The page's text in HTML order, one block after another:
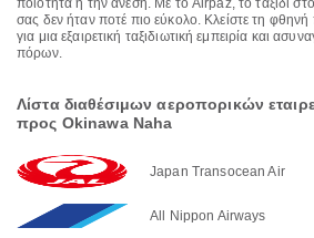
ποιότητα ή την άνεση. Με το Airpaz, το ταξίδι
σας δεν ήταν ποτέ πιο εύκολο. Κλείστε τη
για μια εξαιρετική ταξιδιωτική εμπειρία και
πόρων.
Λίστα διαθέσιμων αεροπορικών
προς Okinawa Naha
Japan Transocean Air
All Nippon Airways